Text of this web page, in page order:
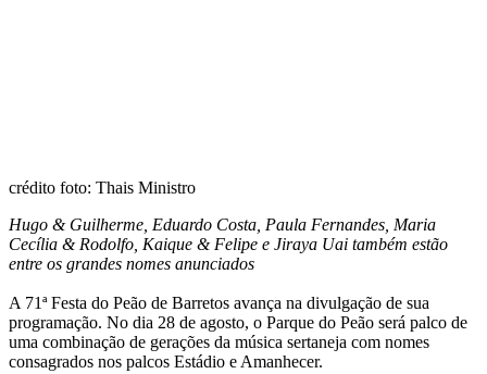
crédito foto: Thais Ministro
Hugo & Guilherme, Eduardo Costa, Paula Fernandes, Maria
Cecília & Rodolfo, Kaique & Felipe e Jiraya Uai também estão
entre os grandes nomes anunciados
A 71ª Festa do Peão de Barretos avança na divulgação de sua
programação. No dia 28 de agosto, o Parque do Peão será palco de
uma combinação de gerações da música sertaneja com nomes
consagrados nos palcos Estádio e Amanhecer.